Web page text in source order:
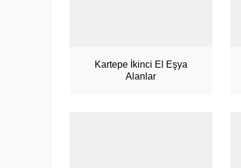
Kartepe İkinci El Eşya
Alanlar